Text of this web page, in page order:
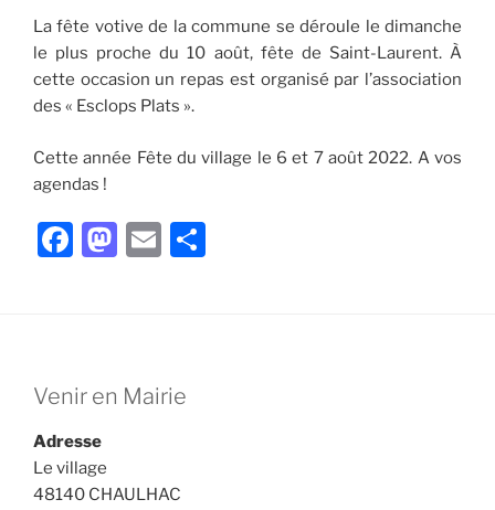
La fête votive de la commune se déroule le dimanche
le plus proche du 10 août, fête de Saint-Laurent. À
cette occasion un repas est organisé par l’association
des « Esclops Plats ».
Cette année Fête du village le 6 et 7 août 2022. A vos
agendas !
F
b
o
o
k
M
d
o
E
Venir en Mairie
Adresse
Le village
48140 CHAULHAC